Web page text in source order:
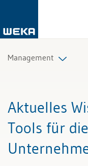
Management
Organisation
Aktuelles
Tools für